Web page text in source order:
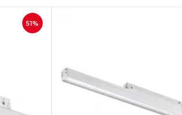
51%